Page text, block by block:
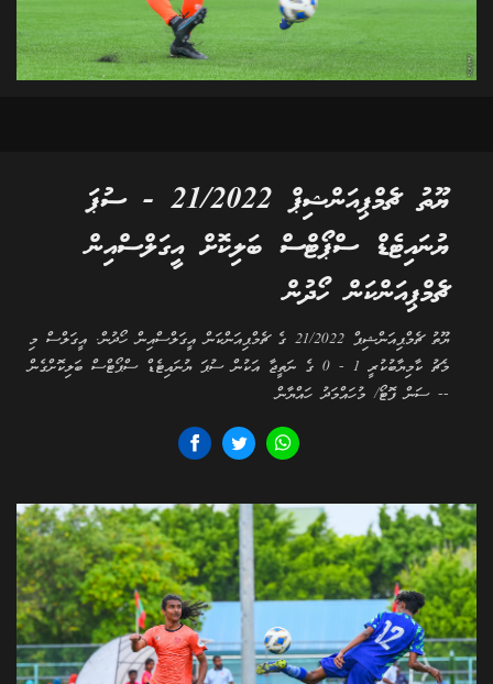
ޔޫތު ޗެމްޕިއަންޝިޕް 21/2022 - ސުޕަ
ޔުނައިޓެޑް ސްޕޯޓްސް ބަލިކޮށް އީގަލްސްއިން
ޗެމްޕިއަންކަން ހޯދުން
ޔޫތު ޗެމްޕިއަންޝިޕް 21/2022 ގެ ޗެމްޕިއަންކަން އީގަލްސްއިން ހޯދުން. އީގަލްސް މި
މެޗު ކާމިޔާބުކުރީ 1 - 0 ގެ ނަތީޖާ އަކުން ސުޕަ ޔުނައިޓެޑް ސްޕޯޓްސް ބަލިކޮށްގެން
-- ސަން ފޮޓޯ/ މުހައްމަދު ހައްޔާން